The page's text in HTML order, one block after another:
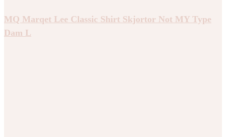
MQ Marqet Lee Classic Shirt Skjortor Not MY Type
Dam L